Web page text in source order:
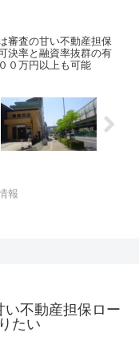
審査の甘い不動産担保
決率と融資率抜群の有
０万円以上も可能
報
い不動産担保ロー
たい